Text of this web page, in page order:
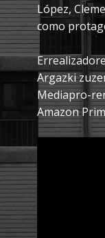
López,
como
Argazki
Mediapro-
Amazon